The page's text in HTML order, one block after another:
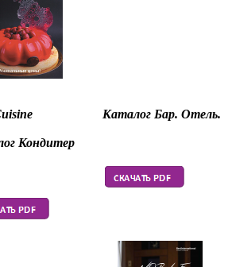
Cuisine Каталог Бар. Отель.
Кондитер